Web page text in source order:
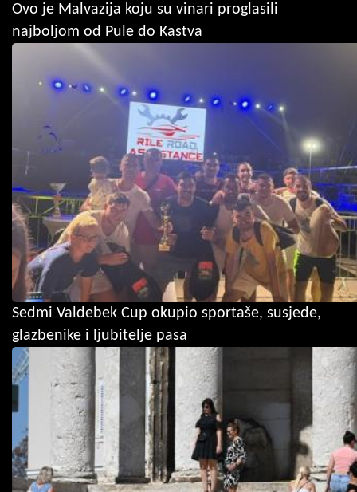
Ovo je Malvazija koju su vinari proglasili
najboljom od Pule do Kastva
Sedmi Valdebek Cup okupio sportaše, susjede,
glazbenike i ljubitelje pasa